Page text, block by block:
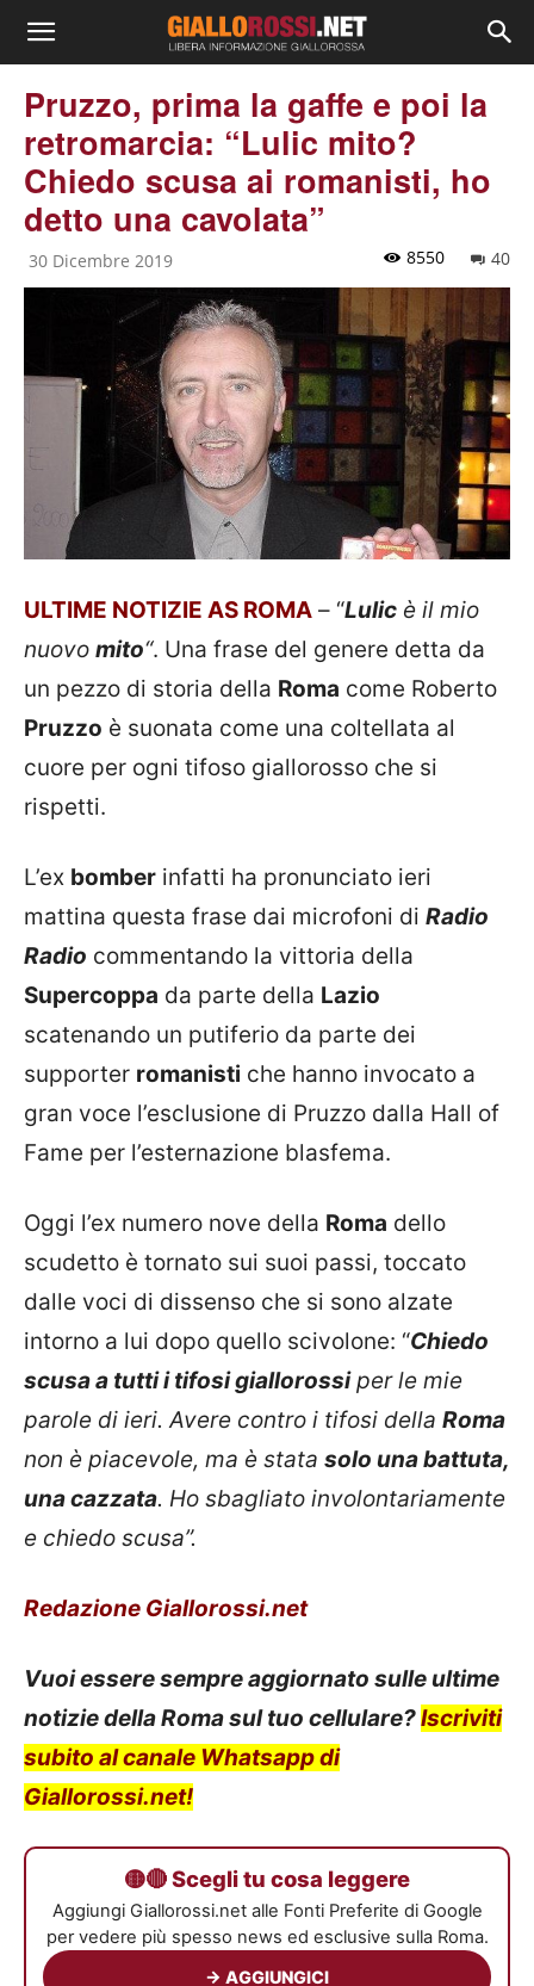
Pruzzo, prima la gaffe e poi la
retromarcia: “Lulic mito?
Chiedo scusa ai romanisti, ho
detto una cavolata”
30 Dicembre 2019 40
8550
ULTIME NOTIZIE AS ROMA – “Lulic è il mio
nuovo mito“. Una frase del genere detta da
un pezzo di storia della Roma come Roberto
Pruzzo è suonata come una coltellata al
cuore per ogni tifoso giallorosso che si
rispetti.
L’ex bomber infatti ha pronunciato ieri
mattina questa frase dai microfoni di Radio
Radio commentando la vittoria della
Supercoppa da parte della Lazio
scatenando un putiferio da parte dei
supporter romanisti che hanno invocato a
gran voce l’esclusione di Pruzzo dalla Hall of
Fame per l’esternazione blasfema.
Oggi l’ex numero nove della Roma dello
scudetto è tornato sui suoi passi, toccato
dalle voci di dissenso che si sono alzate
intorno a lui dopo quello scivolone: “Chiedo
scusa a tutti i tifosi giallorossiper le mie
parole di ieri. Avere contro i tifosi della Roma
non è piacevole, ma è stata solo una battuta,
una cazzata. Ho sbagliato involontariamente
e chiedo scusa”.
Redazione Giallorossi.net
Vuoi essere sempre aggiornato sulle ultime
notizie della Roma sul tuo cellulare?Iscriviti
subito al canale Whatsapp di
Giallorossi.net!
🟡🔴 Scegli tu cosa leggere
Aggiungi Giallorossi.net alle Fonti Preferite di Google
per vedere più spesso news ed esclusive sulla Roma.
→ AGGIUNGICI